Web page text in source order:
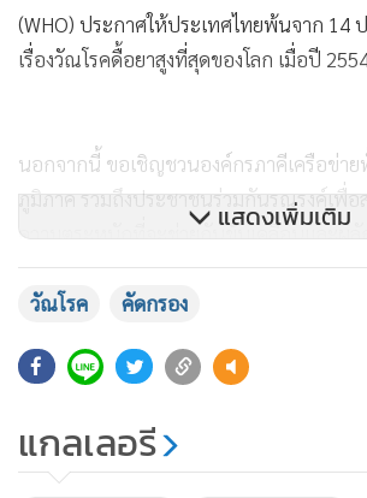
(WHO) ประกาศให้ประเทศไทยพ้นจาก 14
เรื่องวัณโรคดื้อยาสูงที่สุดของโลก เมื่อปี
นอกจากนี้ ขอเชิญชวนองค์กรภาคีเครือข่าย
ภูมิภาค รวมถึงประชาชนร่วมกันรณรงค์เพื่อ
ความตระหนักที่จะช่วยกันขับเคลื่อนและผ
งานต่างๆ เพื่อยุติปัญหาวัณโรค ภายใต้ธีม
TB. SAVE LIVES “รวมพลัง ต่อชีวิต เพื่อภา
และงบประมาณ กับภารกิจเพื่อยุติปัญหาวัณโ
ปฏิบัติการระดับชาติ อันจะนำไปสู่จุดมุ่งหมา
Free Thailand For TB-Free World เมือง
แสดงเพิ่มเติม
วัณโรค คัดกรอง
แกลเลอรี